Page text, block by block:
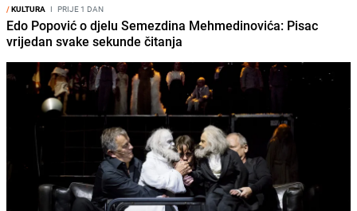
/KULTURA I PRIJE 1 DAN
Edo Popović o djelu Semezdina Mehmedinovića: Pisac
vrijedan svake sekunde čitanja